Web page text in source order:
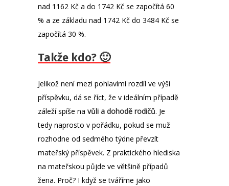
nad 1162 Kč a do 1742 Kč se započítá 60
% a ze základu nad 1742 Kč do 3484 Kč se
započítá 30 %.
Takže kdo? 🙂
Jelikož není mezi pohlavími rozdíl ve výši
příspěvku, dá se říct, že v ideálním případě
záleží spíše na vůli a dohodě rodičů. Je
tedy naprosto v pořádku, pokud se muž
rozhodne od sedmého týdne převzít
mateřský příspěvek. Z praktického hlediska
na mateřskou půjde ve většině případů
žena. Proč? I když se tváříme jako